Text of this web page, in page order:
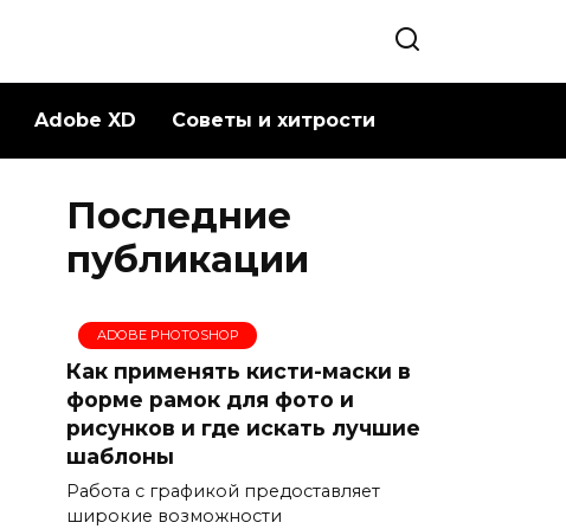
Adobe XD Советы и хитрости
Последние
публикации
ADOBE PHOTOSHOP
Как применять кисти-маски в
форме рамок для фото и
рисунков и где искать лучшие
шаблоны
Работа с графикой предоставляет
широкие возможности